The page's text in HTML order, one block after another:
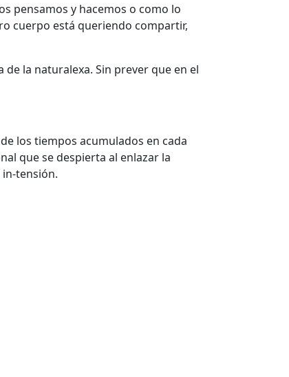
pensamos y hacemos o como lo
cuerpo está queriendo compartir,
la naturalexa. Sin prever que en el
los tiempos acumulados en cada
que se despierta al enlazar la
tensión.